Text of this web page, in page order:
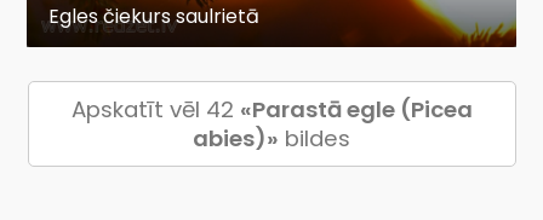
Egles čiekurs saulrietā
Apskatīt vēl 42 «Parastā egle (Picea
abies)» bildes